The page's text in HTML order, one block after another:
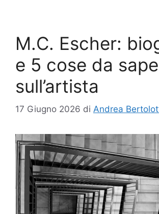
M.C. Escher:
e 5 cose da
sull’artista
17 Giugno 2026 di Andrea